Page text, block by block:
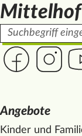
Mittelhof
Suchbegriff
Link zur Seite
Link zur
Angebote
Kinder und